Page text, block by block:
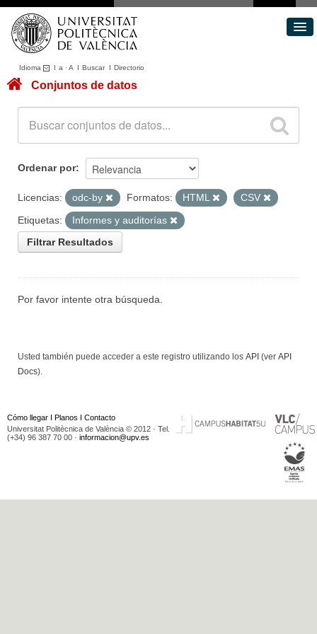
Idioma I a ·A I BuscarI Directorio
Conjuntos de datos
Acerca de
Portal de Transparencia
Conjuntos de datos
Ordenar por
Licencias: odc-by Formatos: HTML
CSV
Etiquetas:
Informes y auditorías
Filtrar Resultados
Por favor intente otra búsqueda.
Usted también puede acceder a este registro utilizando los API (ver API
Docs).
Cómo llegar I Planos I Contacto
Universitat Politècnica de València © 2012 · Tel.
(+34) 96 387 70 00 · informacion@upv.es